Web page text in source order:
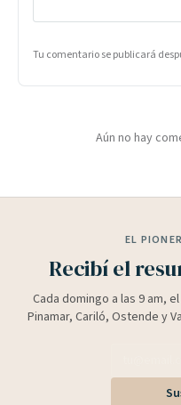
Tu comentario se publicará
Aún no hay
EL
Recibí el
Cada domingo a las 9 am,
Pinamar, Cariló, Ostende y